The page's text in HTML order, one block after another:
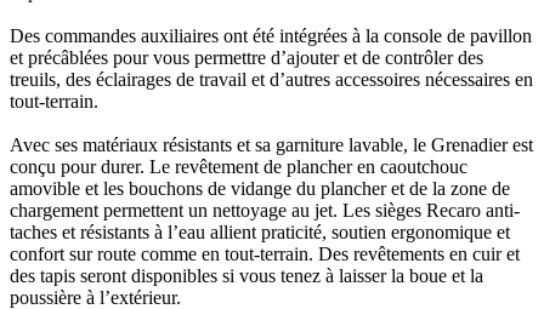
Des commandes auxiliaires ont été intégrées à la console de pavillon
et précâblées pour vous permettre d’ajouter et de contrôler des
treuils, des éclairages de travail et d’autres accessoires nécessaires en
tout-terrain.
Avec ses matériaux résistants et sa garniture lavable, le Grenadier est
conçu pour durer. Le revêtement de plancher en caoutchouc
amovible et les bouchons de vidange du plancher et de la zone de
chargement permettent un nettoyage au jet. Les sièges Recaro anti-
taches et résistants à l’eau allient praticité, soutien ergonomique et
confort sur route comme en tout-terrain. Des revêtements en cuir et
des tapis seront disponibles si vous tenez à laisser la boue et la
poussière à l’extérieur.